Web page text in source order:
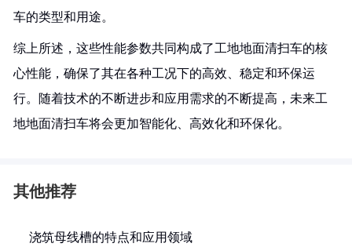
车的类型和用途。
综上所述，这些性能参数共同构成了工地地面清扫车的核
心性能，确保了其在各种工况下的高效、稳定和环保运
行。随着技术的不断进步和应用需求的不断提高，未来工
地地面清扫车将会更加智能化、高效化和环保化。
其他推荐
浇筑母线槽的特点和应用领域